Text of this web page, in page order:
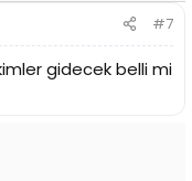
#7
gidecek belli mi